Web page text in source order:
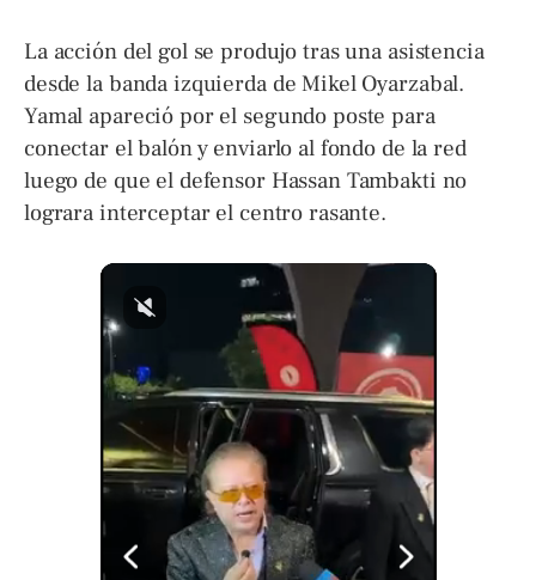
La acción del gol se produjo tras una asistencia
desde la banda izquierda de Mikel Oyarzabal.
Yamal apareció por el segundo poste para
conectar el balón y enviarlo al fondo de la red
luego de que el defensor Hassan Tambakti no
lograra interceptar el centro rasante.